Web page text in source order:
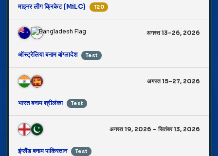
माइनर लीग क्रिकेट (MiLC) T20
ऑस्ट्रेलिया बनाम बांग्लादेश Test
अगस्त 13–26, 2026
भारत बनाम श्रीलंका Test
अगस्त 15–27, 2026
इंग्लैंड बनाम पाकिस्तान Test
अगस्त 19, 2026 – सितंबर 13, 2026